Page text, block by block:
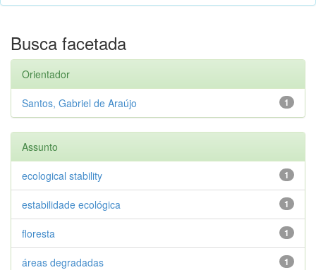
Busca facetada
Orientador
1
Santos, Gabriel de Araújo
Assunto
1
ecological stability
1
estabilidade ecológica
1
floresta
1
áreas degradadas